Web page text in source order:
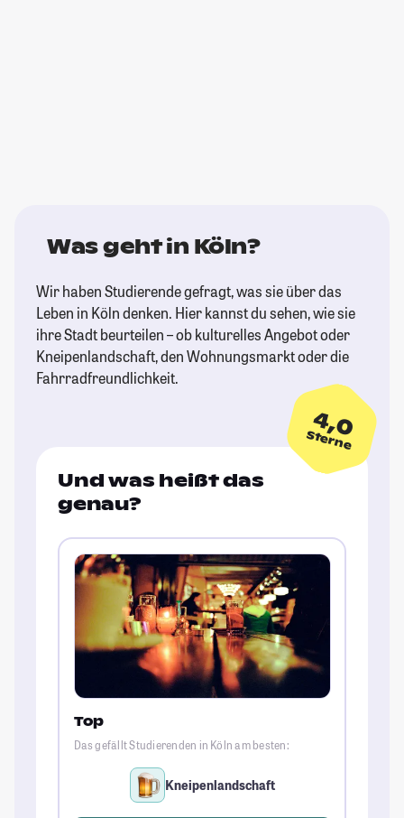
Was geht in Köln?
Wir haben Studierende gefragt, was sie über das
Leben in Köln denken. Hier kannst du sehen, wie sie
ihre Stadt beurteilen – ob kulturelles Angebot oder
Kneipenlandschaft, den Wohnungsmarkt oder die
Fahrradfreundlichkeit.
4,0
Sterne
Und was heißt das
genau?
Top
Das gefällt Studierenden in Köln am besten:
Kneipenlandschaft